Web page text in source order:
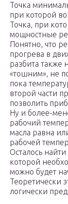
Точка
при которой
Точка, при
мощностные
Понятно, что
прогрева в
разбита также
«тошним», не
пока
второй части
позволить
Ну и более-
рабочий
масла равна
рабочей
Осталось
которой
можно будет
Теоретически
логически